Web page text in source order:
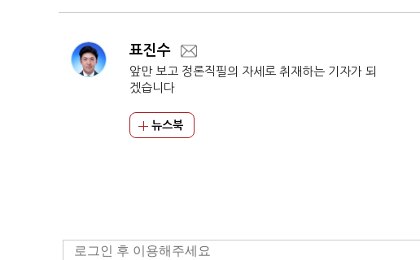
표진수
앞만 보고 정론직필의 자세로 취재하는 기자가 되
겠습니다
뉴스북